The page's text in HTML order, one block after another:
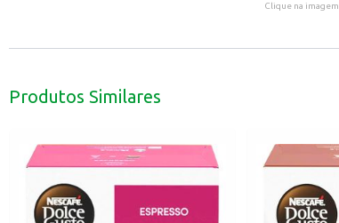
Clique na
Produtos Similares